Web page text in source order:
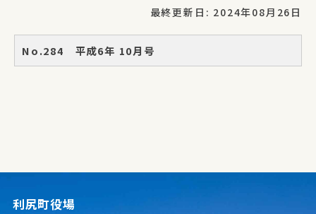
最終更新日: 2024年08月26日
No.284 平成6年 10月号
利尻町役場